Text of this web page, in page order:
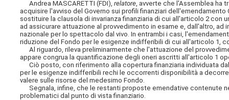
Andrea MASCARETTI (FDI),relatore , avverte che l'Assemblea
acquisire l'avviso del Governo sui profili finanziari
sostituire la clausola di invarianza finanziaria di cui all'articolo 2 con
ad assicurare attuazione al provvedimento in esame e, dall'altro, ad
nazionale per lo spettacolo dal vivo. In entrambi i casi,
riduzione del Fondo per le esigenze indifferibili di cui all'articolo 1,
Al riguardo, rileva preliminarmente che l'attuazione del
appare congrua la quantificazione degli oneri ascritti all'articolo 1
Ciò posto, con riferimento alla copertura finanziaria individuata
per le esigenze indifferibili rechi le occorrenti disponibilità a
valere sulle risorse del medesimo Fondo.
Segnala, infine, che le restanti proposte emendative contenute
problematici dal punto di vista finanziario.